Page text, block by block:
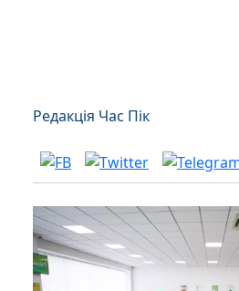
Редакція Час Пік